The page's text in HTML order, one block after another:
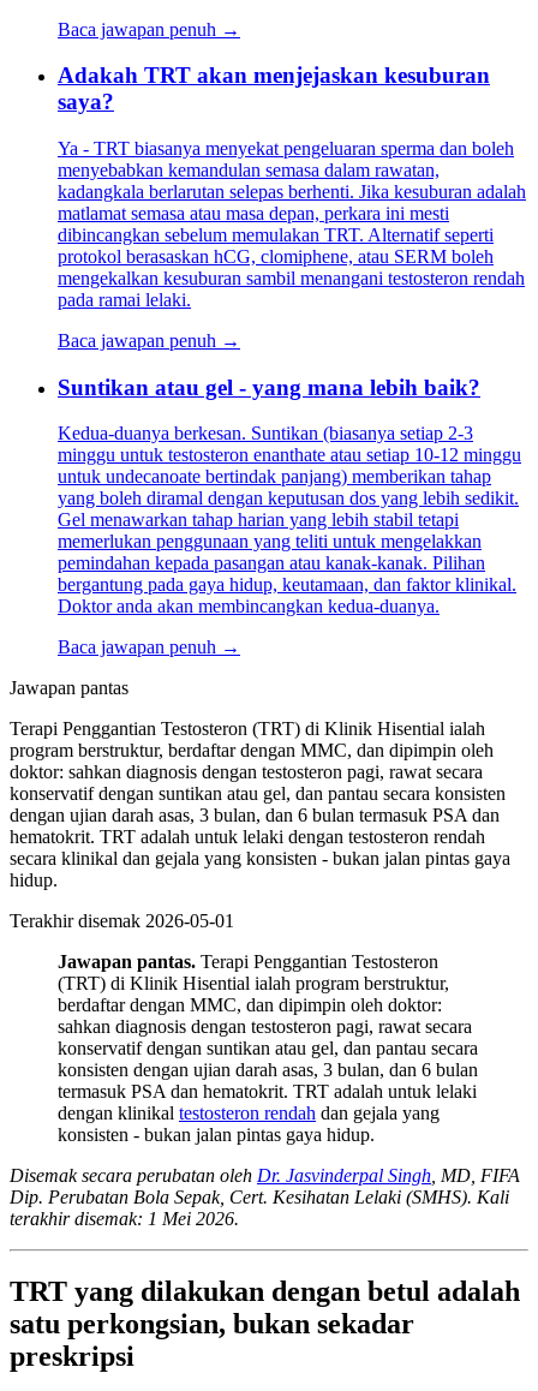
Baca jawapan penuh →
Adakah TRT akan menjejaskan kesuburan
saya?
Ya - TRT biasanya menyekat pengeluaran sperma dan boleh
menyebabkan kemandulan semasa dalam rawatan,
kadangkala berlarutan selepas berhenti. Jika kesuburan adalah
matlamat semasa atau masa depan, perkara ini mesti
dibincangkan sebelum memulakan TRT. Alternatif seperti
protokol berasaskan hCG, clomiphene, atau SERM boleh
mengekalkan kesuburan sambil menangani testosteron rendah
pada ramai lelaki.
Baca jawapan penuh →
Suntikan atau gel - yang mana lebih baik?
Kedua-duanya berkesan. Suntikan (biasanya setiap 2-3
minggu untuk testosteron enanthate atau setiap 10-12 minggu
untuk undecanoate bertindak panjang) memberikan tahap
yang boleh diramal dengan keputusan dos yang lebih sedikit.
Gel menawarkan tahap harian yang lebih stabil tetapi
memerlukan penggunaan yang teliti untuk mengelakkan
pemindahan kepada pasangan atau kanak-kanak. Pilihan
bergantung pada gaya hidup, keutamaan, dan faktor klinikal.
Doktor anda akan membincangkan kedua-duanya.
Baca jawapan penuh →
Jawapan pantas
Terapi Penggantian Testosteron (TRT) di Klinik Hisential ialah
program berstruktur, berdaftar dengan MMC, dan dipimpin oleh
doktor: sahkan diagnosis dengan testosteron pagi, rawat secara
konservatif dengan suntikan atau gel, dan pantau secara konsisten
dengan ujian darah asas, 3 bulan, dan 6 bulan termasuk PSA dan
hematokrit. TRT adalah untuk lelaki dengan testosteron rendah
secara klinikal dan gejala yang konsisten - bukan jalan pintas gaya
hidup.
Terakhir disemak 2026-05-01
Jawapan pantas. Terapi Penggantian Testosteron
(TRT) di Klinik Hisential ialah program berstruktur,
berdaftar dengan MMC, dan dipimpin oleh doktor:
sahkan diagnosis dengan testosteron pagi, rawat secara
konservatif dengan suntikan atau gel, dan pantau secara
konsisten dengan ujian darah asas, 3 bulan, dan 6 bulan
termasuk PSA dan hematokrit. TRT adalah untuk lelaki
dengan klinikal testosteron rendah dan gejala yang
konsisten - bukan jalan pintas gaya hidup.
Disemak secara perubatan oleh Dr. Jasvinderpal Singh , MD, FIFA
Dip. Perubatan Bola Sepak, Cert. Kesihatan Lelaki (SMHS). Kali
terakhir disemak: 1 Mei 2026.
TRT yang dilakukan dengan betul adalah
satu perkongsian, bukan sekadar
preskripsi